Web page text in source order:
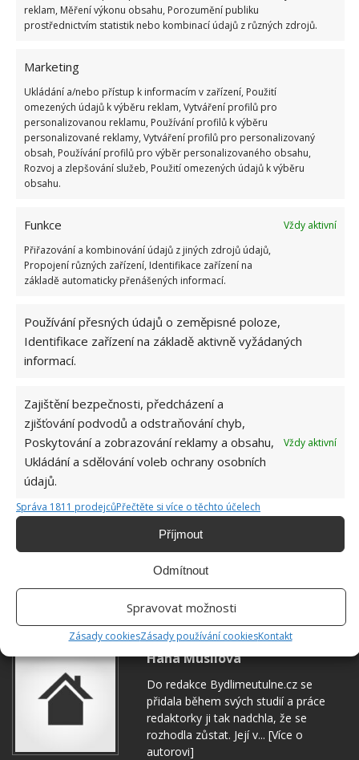
reklam, Měření výkonu obsahu, Porozumění publiku
prostřednictvím statistik nebo kombinací údajů z různých zdrojů.
Marketing
Ukládání a/nebo přístup k informacím v zařízení, Použití
omezených údajů k výběru reklam, Vytváření profilů pro
personalizovanou reklamu, Používání profilů k výběru
personalizované reklamy, Vytváření profilů pro personalizovaný
obsah, Používání profilů pro výběr personalizovaného obsahu,
Rozvoj a zlepšování služeb, Použití omezených údajů k výběru
obsahu.
Funkce
Vždy aktivní
Přiřazování a kombinování údajů z jiných zdrojů údajů,
Propojení různých zařízení, Identifikace zařízení na
základě automaticky přenášených informací.
Používání přesných údajů o zeměpisné poloze,
Identifikace zařízení na základě aktivně vyžádaných
informací.
Zajištění bezpečnosti, předcházení a
zjišťování podvodů a odstraňování chyb,
Poskytování a zobrazování reklamy a obsahu,
Ukládání a sdělování voleb ochrany osobních
údajů.
Vždy aktivní
Správa 1811 prodejcůPřečtěte si více o těchto účelech
Příjmout
Odmítnout
Spravovat možnosti
Zásady cookiesZásady používání cookiesKontakt
Nebezpečí hrozí hlavně dětem a
Všechny pokojové rostliny, o kterých jste si přečetli,
jsou nebezpečné nejen pro vás, ale hlavně pro děti
nebo zvířata. Pokud máte děti, vysvětlete jim, že se
květin nesmí dotýkat, ani jim stříhat listy nebo je
olizovat. Zvířata by se k rostlinám neměly dostat
kam zvířata nechodí. I tak ale květinám dopřejte
správnou péči.
NEBEZPEČÍ PĚSTOVÁNÍ ROSTLINY
Hana Musilová
Do redakce Bydlimeutulne.cz se
přidala během svých studií a práce
redaktorky ji tak nadchla, že se
rozhodla zůstat. Její v... [Více o
autorovi]